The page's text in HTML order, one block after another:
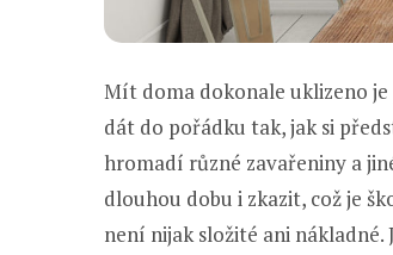
Mít doma dokonale uklizeno je
dát do pořádku tak, jak si
hromadí různé zavařeniny a
dlouhou dobu i zkazit, což je
není nijak složité ani